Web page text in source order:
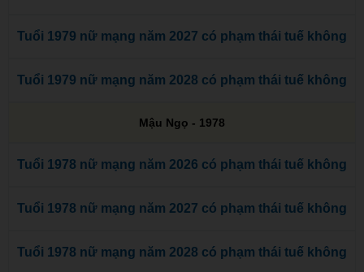
Tuổi 1979 nữ mạng năm 2027 có phạm thái tuế không
Tuổi 1979 nữ mạng năm 2028 có phạm thái tuế không
Mậu Ngọ - 1978
Tuổi 1978 nữ mạng năm 2026 có phạm thái tuế không
Tuổi 1978 nữ mạng năm 2027 có phạm thái tuế không
Tuổi 1978 nữ mạng năm 2028 có phạm thái tuế không